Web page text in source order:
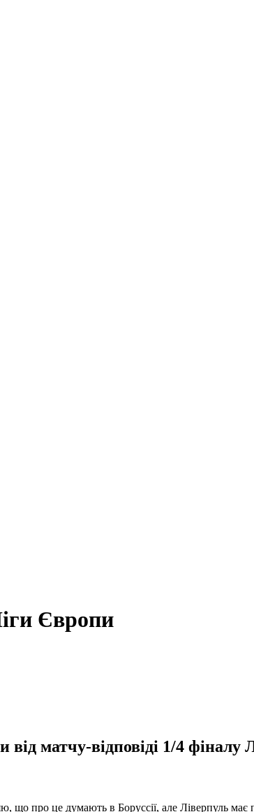
Європи
матчу-відповіді 1/4 фіналу
про це думають в Боруссії, але Ліверпуль